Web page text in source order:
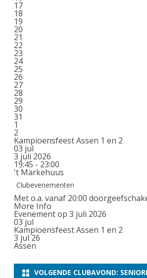
17
18
19
20
21
22
23
24
25
26
27
28
29
30
31
1
2
Kampioensfeest Assen 1 en 2
03 jul
3 juli 2026
19:45 - 23:00
't Markehuus
Clubevenementen
Met o.a. vanaf 20:00
More Info
Evenement op 3 juli 2026
03 jul
Kampioensfeest Assen 1 en 2
3 jul 26
Assen
VOLGENDE CLUBAVOND: